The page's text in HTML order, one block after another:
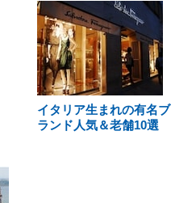
イタリア生まれの有名ブ
ランド人気＆老舗10選